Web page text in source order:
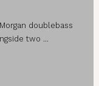
doublebass
two ...